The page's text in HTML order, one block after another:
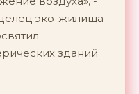
эко-жилища
зданий